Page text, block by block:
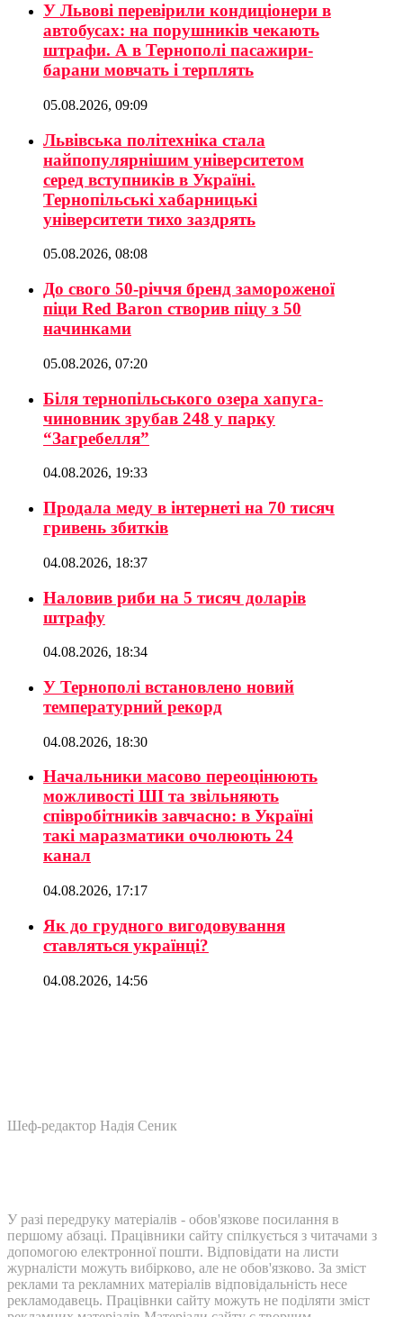
У Львові перевірили кондиціонери в
автобусах: на порушників чекають
штрафи. А в Тернополі пасажири-
барани мовчать і терплять
05.08.2026, 09:09
Львівська політехніка стала
найпопулярнішим університетом
серед вступників в Україні.
Тернопільські хабарницькі
університети тихо заздрять
05.08.2026, 08:08
До свого 50-річчя бренд замороженої
піци Red Baron створив піцу з 50
начинками
05.08.2026, 07:20
Біля тернопільського озера хапуга-
чиновник зрубав 248 у парку
“Загребелля”
04.08.2026, 19:33
Продала меду в інтернеті на 70 тисяч
гривень збитків
04.08.2026, 18:37
Наловив риби на 5 тисяч доларів
штрафу
04.08.2026, 18:34
У Тернополі встановлено новий
температурний рекорд
04.08.2026, 18:30
Начальники масово переоцінюють
можливості ШІ та звільняють
співробітників завчасно: в Україні
такі маразматики очолюють 24
канал
04.08.2026, 17:17
Як до грудного вигодовування
ставляться українці?
04.08.2026, 14:56
Шеф-редактор Надія Сеник
У разі передруку матеріалів - обов'язкове посилання в
першому абзаці. Працівники сайту спілкується з читачами з
допомогою електронної пошти. Відповідати на листи
журналісти можуть вибірково, але не обов'язково. За зміст
реклами та рекламних матеріалів відповідальність несе
рекламодавець. Працівнки сайту можуть не поділяти зміст